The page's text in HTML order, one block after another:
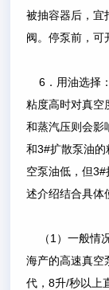
被抽容器后，宜
阀。停泵前，可
6．用油选择
粘度高时对真空
和蒸汽压则会影
和3#扩散泵油
空泵油低，但
述介绍结合具体
（1）一般情
海产的高速真空
代，8升/秒以上